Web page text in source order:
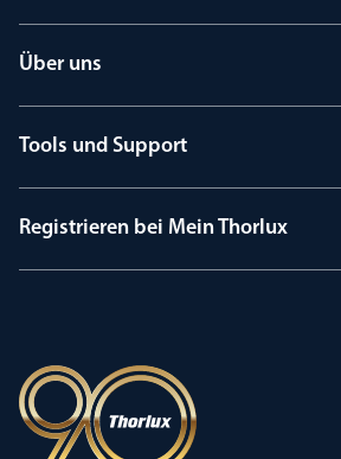
Über uns
Tools und Support
Registrieren bei Mein Thorlux